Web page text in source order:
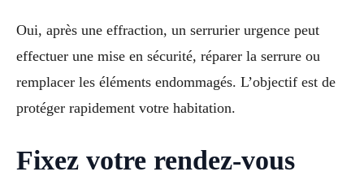
Oui, après une effraction, un serrurier urgence peut
effectuer une mise en sécurité, réparer la serrure ou
remplacer les éléments endommagés. L’objectif est de
protéger rapidement votre habitation.
Fixez votre rendez-vous